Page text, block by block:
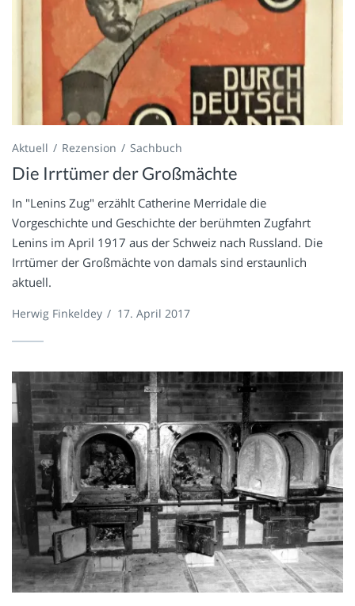
Aktuell Rezension Sachbuch
Die Irrtümer der Großmächte
In "Lenins Zug" erzählt Catherine Merridale die
Vorgeschichte und Geschichte der berühmten Zugfahrt
Lenins im April 1917 aus der Schweiz nach Russland. Die
Irrtümer der Großmächte von damals sind erstaunlich
aktuell.
Herwig Finkeldey / 17. April 2017